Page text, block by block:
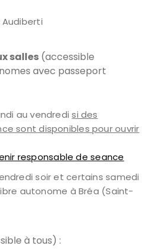
salles (accessible
avec passeport
au vendredisi des
sont disponibles pour ouvrir
responsable de seance
soir et certains samedi
autonome à Bréa (Saint-
à tous) :